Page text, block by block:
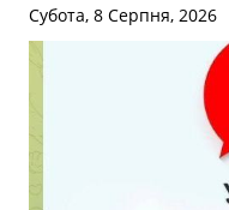
Субота, 8 Серпня, 2026